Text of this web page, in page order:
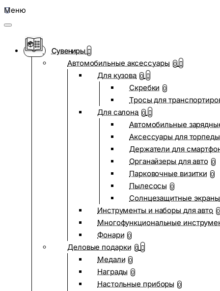
Меню
Сувениры
Автомобильные аксессуары 0
Для кузова 0
Скребки 0
Тросы для
Для салона 0
Автомобильные
Аксессуары для
Держатели для
Органайзеры для авто 0
Парковочные визитки 0
Пылесосы 0
Солнцезащитные экраны
Инструменты и наборы для авто 0
Многофункциональные
Фонари 0
Деловые подарки 0
Медали 0
Награды 0
Настольные приборы 0